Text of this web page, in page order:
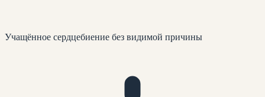
Учащённое сердцебиение без видимой причины